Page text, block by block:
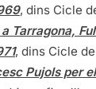
, dins Cicle
Tarragona,
, dins Cicle
Pujols per